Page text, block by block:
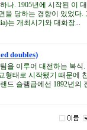
나. 1905년에 시작된 이
을 당하는 경향이 있었다.
는 개최시기와 대화장...
doubles)
을 이루어 대전하는 복식
형태로 시작됐기 때문에
드 슬램급에선 1892년의